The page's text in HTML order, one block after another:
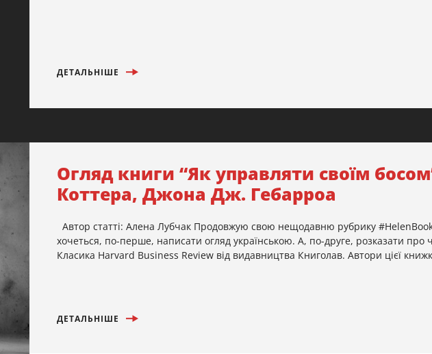
ДЕТАЛЬНІШЕ
Огляд книги “Як управляти своїм
Коттера, Джона Дж. Гебарроа
Автор статті: Алена Лубчак Продовжую свою нещодавню рубрику
хочеться, по-перше, написати огляд українською. А, по-друге, розказати про
Класика Harvard Business Review від видавництва Книголав. Автори цієї
ДЕТАЛЬНІШЕ